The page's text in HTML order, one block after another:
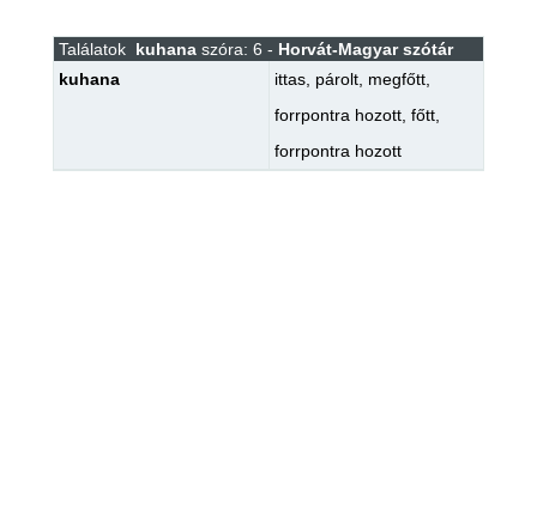
Találatok kuhanaszóra: 6 - Horvát-Magyar szótár
kuhana
ittas, párolt, megfőtt,
forrpontra hozott, főtt,
forrpontra hozott